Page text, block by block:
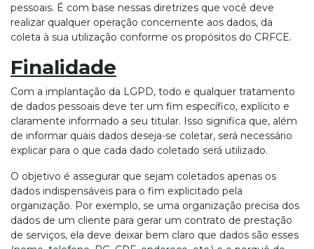
pessoais. É com base nessas diretrizes que você deve
realizar qualquer operação concernente aos dados, da
coleta à sua utilização conforme os propósitos do CRFCE.
Finalidade
Com a implantação da LGPD, todo e qualquer tratamento
de dados pessoais deve ter um fim específico, explícito e
claramente informado a seu titular. Isso significa que, além
de informar quais dados deseja-se coletar, será necessário
explicar para o que cada dado coletado será utilizado.
O objetivo é assegurar que sejam coletados apenas os
dados indispensáveis para o fim explicitado pela
organização. Por exemplo, se uma organização precisa dos
dados de um cliente para gerar um contrato de prestação
de serviços, ela deve deixar bem claro que dados são esses